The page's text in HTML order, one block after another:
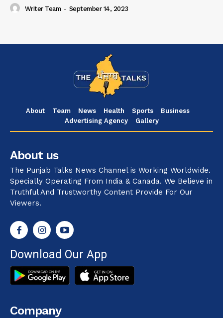
Writer Team - September 14, 2023
About Team News Health Sports
Business
Advertising Agency
Gallery
About us
The Punjab Talks News Channel is Working Worldwide.
Specially Operating From India & Canada. We Believe in
Truthful And Trustworthy Content Provide For Our
Viewers.
Download Our App
Company